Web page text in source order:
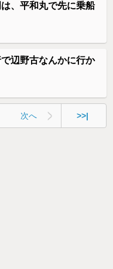
、平和丸で先に乗船
辺野古なんかに行か
次へ >>|